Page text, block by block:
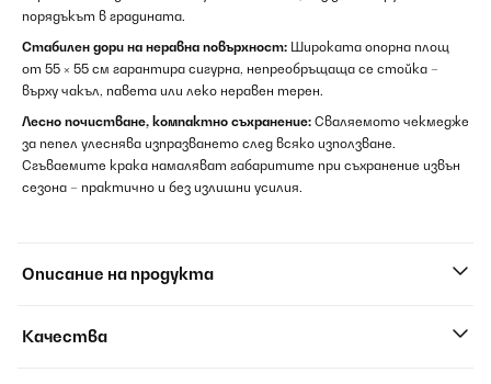
порядъкът в градината.
Стабилен дори на неравна повърхност: Широката опорна площ
от 55 × 55 см гарантира сигурна, непреобръщаща се стойка –
върху чакъл, павета или леко неравен терен.
Лесно почистване, компактно съхранение: Сваляемото чекмедже
за пепел улеснява изпразването след всяко използване.
Сгъваемите крака намаляват габаритите при съхранение извън
сезона – практично и без излишни усилия.
Описание на продукта
Качества